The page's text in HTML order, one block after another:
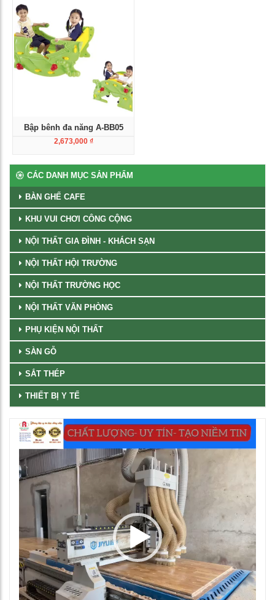
Xem chi tiết
Bập bênh đa năng A-BB05
2,673,000 ₫
CÁC DANH MỤC SẢN PHẨM
BÀN GHẾ CAFE
KHU VUI CHƠI CÔNG CỘNG
NỘI THẤT GIA ĐÌNH - KHÁCH SẠN
NỘI THẤT HỘI TRƯỜNG
NỘI THẤT TRƯỜNG HỌC
NỘI THẤT VĂN PHÒNG
PHỤ KIỆN NỘI THẤT
SÀN GỖ
SẮT THÉP
THIẾT BỊ Y TẾ
Trình
chơi
Video